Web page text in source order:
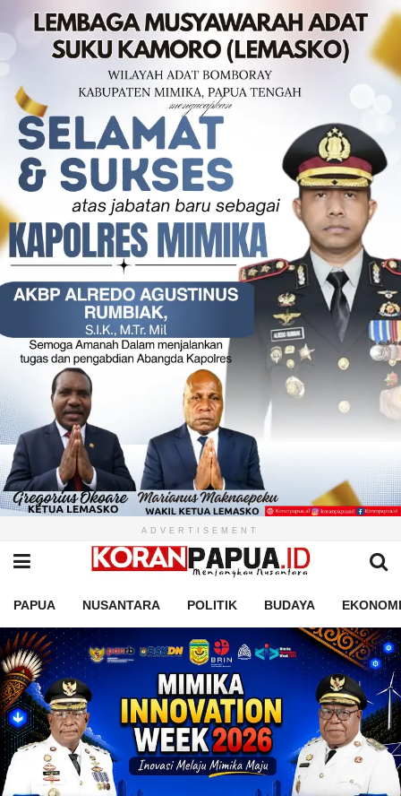
ADVERTISEMENT
PAPUA NUSANTARA POLITIK BUDAYA EKONOMI